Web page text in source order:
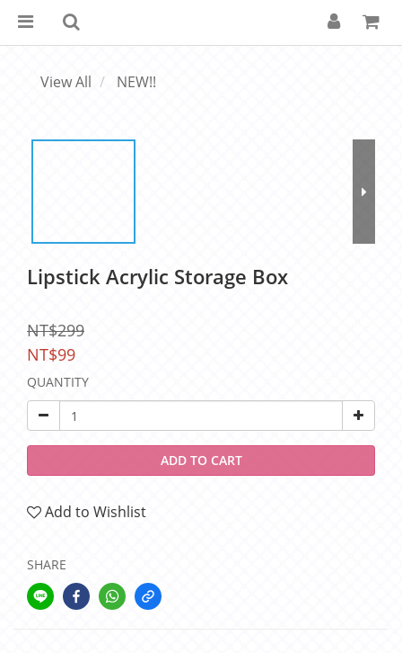
View All NEW!!
Lipstick Acrylic Storage Box
NT$299
NT$99
QUANTITY
ADD TO CART
Add to Wishlist
SHARE